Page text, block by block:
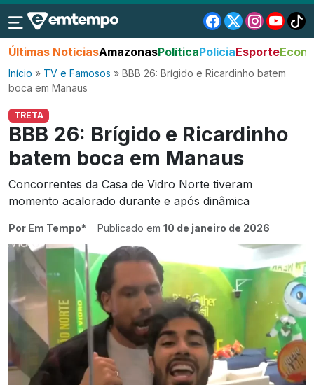
Últimas NotíciasAmazonasPolíticaPolíciaEsporte
Início » TV e Famosos » BBB 26: Brígido e Ricardinho batem
boca em Manaus
TRETA
BBB 26: Brígido e Ricardinho
batem boca em Manaus
Concorrentes da Casa de Vidro Norte tiveram
momento acalorado durante e após dinâmica
Por Em Tempo* Publicado em 10 de janeiro de 2026